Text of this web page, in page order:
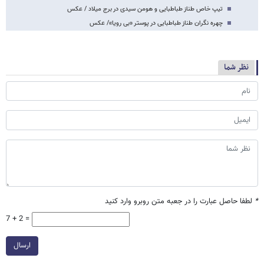
تیپ خاص طناز طباطبایی و هومن سیدی در برج میلاد / عکس
چهره‌ نگران طناز طباطبایی در پوستر «بی رویا»/ عکس
نظر شما
* لطفا حاصل عبارت را در جعبه متن روبرو وارد کنید
7 + 2 =
ارسال